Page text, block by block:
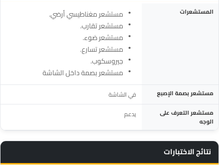
المواصفة التفاصيلالمستشعرات
مستشعر مغناطيسي أرضي.
مستشعر تقارب.
مستشعر ضوء.
مستشعر تسارع.
جيروسكوب.
مستشعر بصمة داخل الشاشة
مستشعر بصمة الإصبع في الشاشة
مستشعر التعرف على
الوجه
يدعم
نتائج الاختبارات